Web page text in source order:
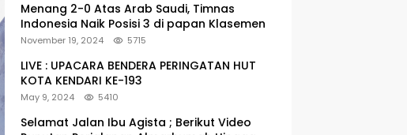
Menang 2-0 Atas Arab Saudi, Timnas
Indonesia Naik Posisi 3 di papan Klasemen
November 19, 2024 5715
LIVE : UPACARA BENDERA PERINGATAN HUT
KOTA KENDARI KE-193
May 9, 2024 5410
Selamat Jalan Ibu Agista ; Berikut Video